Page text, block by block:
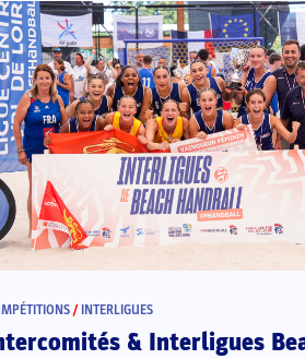
/ INTERLIGUES
& Interligues